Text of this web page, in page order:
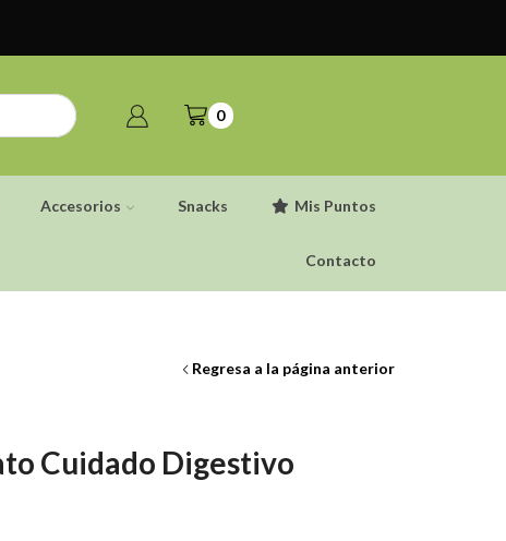
0
Accesorios Snacks Mis Puntos
Contacto
Regresa a la página anterior
Cuidado Digestivo